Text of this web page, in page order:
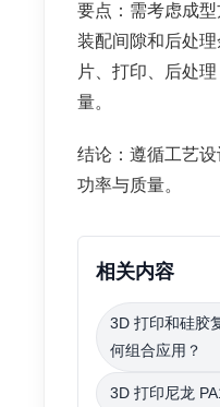
要点：需考虑成型
装配间隙和后处
片、打印、后处
量。
结论：遵循工艺
功率与质量。
相关内容
3D 打印和硅胶
何组合应用？
3D 打印尼龙